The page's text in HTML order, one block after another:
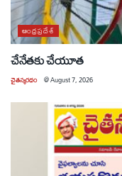
ఆంధ్రప్రదేశ్
చేనేతకు చేయూత
చైతన్యరధం @August 7, 2026